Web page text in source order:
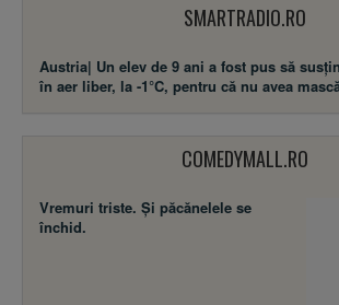
SMARTRADIO.RO
Austria| Un elev de 9 ani a fost pus să
în aer liber, la -1°C, pentru că nu avea
COMEDYMALL.RO
Vremuri triste. Şi păcănelele se
închid.